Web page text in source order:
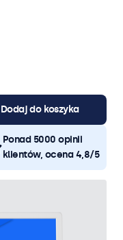
Dodaj do koszyka
Ponad 5000 opinii
klientów, ocena 4,8/5